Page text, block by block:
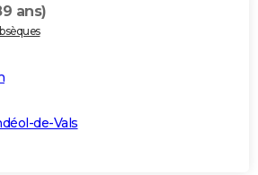
ans)
de-Vals